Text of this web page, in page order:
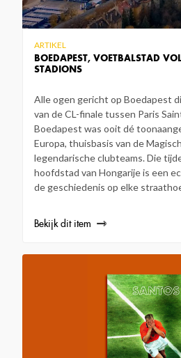
BOEDAPEST, VOETBALSTAD
STADIONS
ARTIKEL
Alle ogen gericht op Boedapest
van de CL-finale tussen Paris
Boedapest was ooit dé
Europa, thuisbasis van de
legendarische clubteams. Die
hoofdstad van Hongarije is een
de geschiedenis op elke
Bekijk dit item